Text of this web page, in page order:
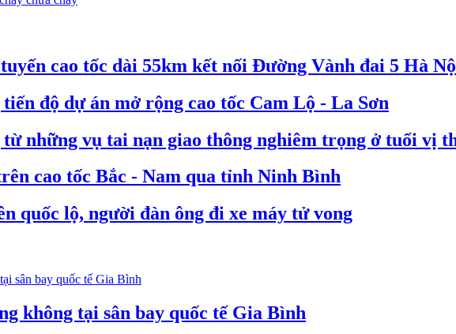
cao tốc dài 55km kết nối Đường Vành đai 5 Hà
độ dự án mở rộng cao tốc Cam Lộ - La Sơn
những vụ tai nạn giao thông nghiêm trọng ở tuổi vị
cao tốc Bắc - Nam qua tỉnh Ninh Bình
quốc lộ, người đàn ông đi xe máy tử vong
không tại sân bay quốc tế Gia Bình